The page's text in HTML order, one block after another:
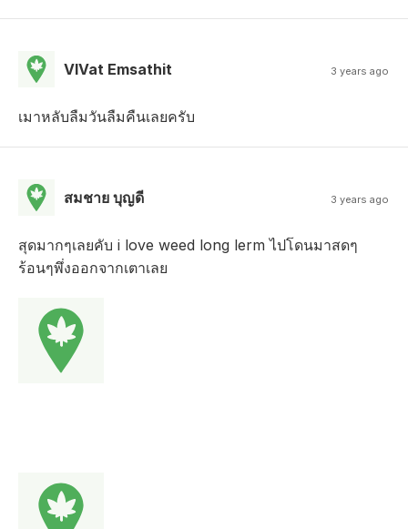
VIVat Emsathit 3 years ago
เมาหลับลืมวันลืมคืนเลยครับ
สมชาย บุญดี 3 years ago
สุดมากๆเลยคับ i love weed long lerm ไปโดนมาสดๆ
ร้อนๆพึ่งออกจากเตาเลย